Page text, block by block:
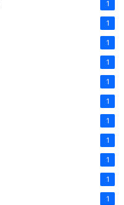
1
1
1
1
1
1
1
1
1
1
1